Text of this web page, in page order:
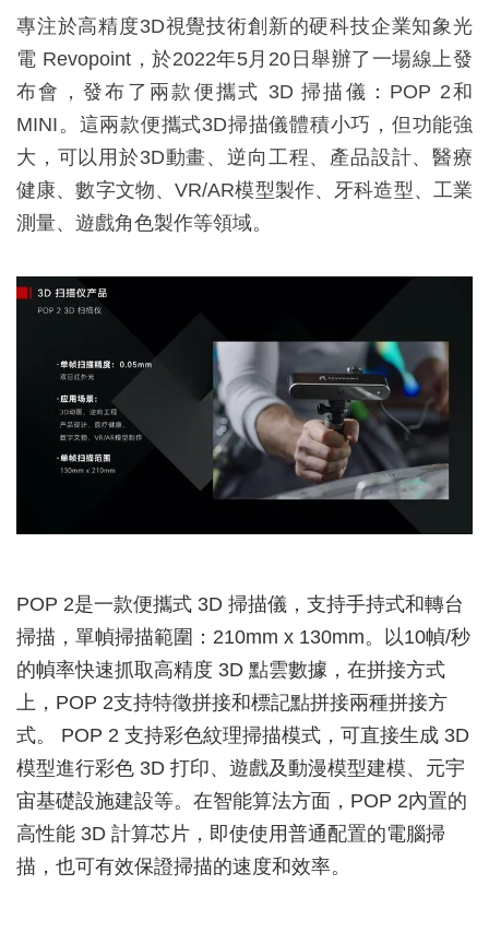
專注於高精度3D視覺技術創新的硬科技企業知象光
電 Revopoint，於2022年5月20日舉辦了一場線上發
布會，發布了兩款便攜式 3D 掃描儀：POP 2和
MINI。這兩款便攜式3D掃描儀體積小巧，但功能強
大，可以用於3D動畫、逆向工程、產品設計、醫療
健康、數字文物、VR/AR模型製作、牙科造型、工業
測量、遊戲角色製作等領域。
POP 2是一款便攜式 3D 掃描儀，支持手持式和轉台
掃描，單幀掃描範圍：210mm x 130mm。以10幀/秒
的幀率快速抓取高精度 3D 點雲數據，在拼接方式
上，POP 2支持特徵拼接和標記點拼接兩種拼接方
式。 POP 2 支持彩色紋理掃描模式，可直接生成 3D
模型進行彩色 3D 打印、遊戲及動漫模型建模、元宇
宙基礎設施建設等。在智能算法方面，POP 2內置的
高性能 3D 計算芯片，即使使用普通配置的電腦掃
描，也可有效保證掃描的速度和效率。